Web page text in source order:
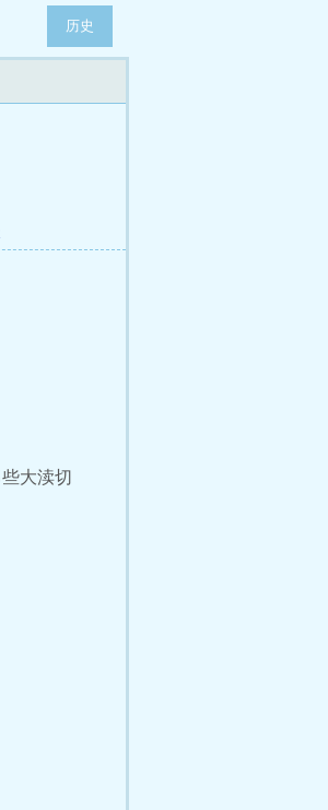
历史
大渎切